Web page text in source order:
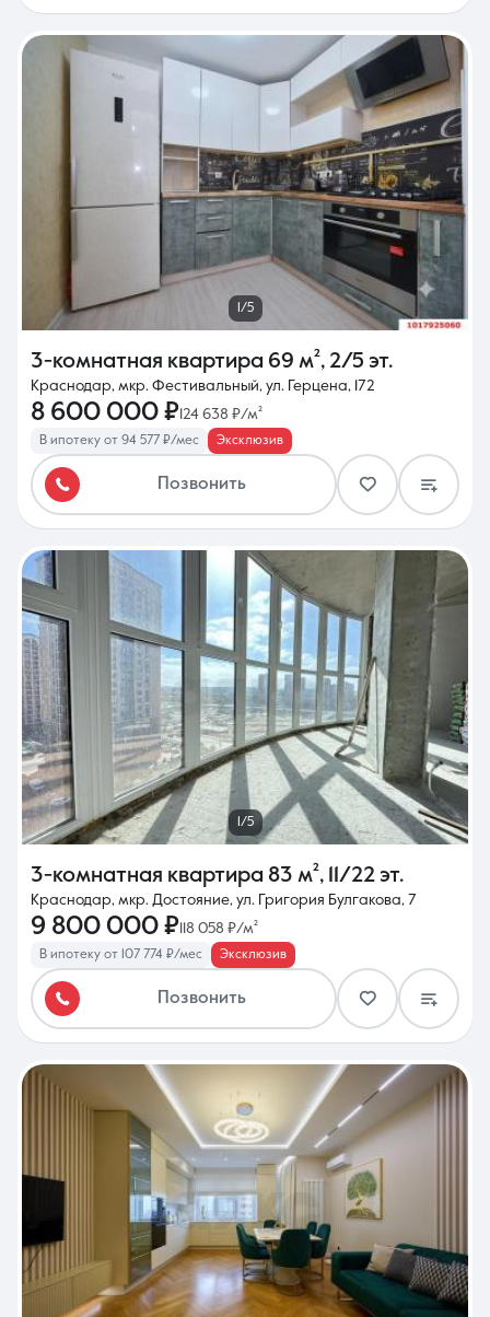
1/5
3-комнатная квартира 69 м², 2/5 эт.
Краснодар, мкр. Фестивальный, ул. Герцена, 172
8 600 000 ₽124 638 ₽/м²
В ипотеку от 94 577 ₽/мес Эксклюзив
Позвонить
1/5
3-комнатная квартира 83 м², 11/22 эт.
Краснодар, мкр. Достояние, ул. Григория Булгакова, 7
9 800 000 ₽118 058 ₽/м²
В ипотеку от 107 774 ₽/мес Эксклюзив
Позвонить